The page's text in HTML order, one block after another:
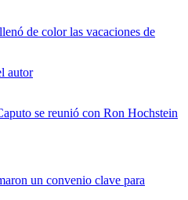
de color las vacaciones de
autor
se reunió con Ron Hochstein
un convenio clave para